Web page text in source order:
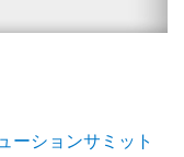
ーションサミット